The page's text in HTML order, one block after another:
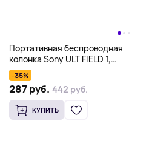
Портативная беспроводная
колонка Sony ULT FIELD 1,
оранжевый
-35%
287 руб. 442 руб.
КУПИТЬ